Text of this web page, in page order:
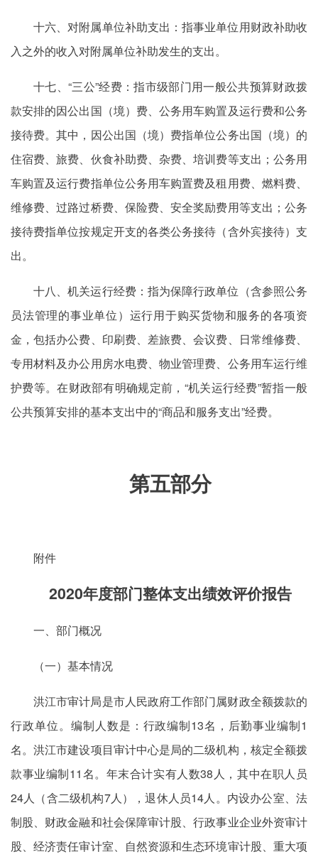
十六、对附属单位补助支出：指事业单位用财政补助收
入之外的收入对附属单位补助发生的支出。
十七、“三公”经费：指市级部门用一般公共预算财政拨
款安排的因公出国（境）费、公务用车购置及运行费和公务
接待费。其中，因公出国（境）费指单位公务出国（境）的
住宿费、旅费、伙食补助费、杂费、培训费等支出；公务用
车购置及运行费指单位公务用车购置费及租用费、燃料费、
维修费、过路过桥费、保险费、安全奖励费用等支出；公务
接待费指单位按规定开支的各类公务接待（含外宾接待）支
出。
十八、机关运行经费：指为保障行政单位（含参照公务
员法管理的事业单位）运行用于购买货物和服务的各项资
金，包括办公费、印刷费、差旅费、会议费、日常维修费、
专用材料及办公用房水电费、物业管理费、公务用车运行维
护费等。在财政部有明确规定前，“机关运行经费”暂指一般
公共预算安排的基本支出中的“商品和服务支出”经费。
第五部分
附件
2020年度部门整体支出绩效评价报告
一、部门概况
（一）基本情况
洪江市审计局是市人民政府工作部门属财政全额拨款的
行政单位。编制人数是：行政编制13名，后勤事业编制1
名。洪江市建设项目审计中心是局的二级机构，核定全额拨
款事业编制11名。年末合计实有人数38人，其中在职人员
24人（含二级机构7人），退休人员14人。内设办公室、法
制股、财政金融和社会保障审计股、行政事业企业外资审计
股、经济责任审计室、自然资源和生态环境审计股、重大项